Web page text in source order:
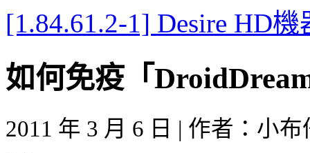
[1.84.61.2-1] Desire HD
如何免疫「
2011 年 3 月 6 日 | 作者：小